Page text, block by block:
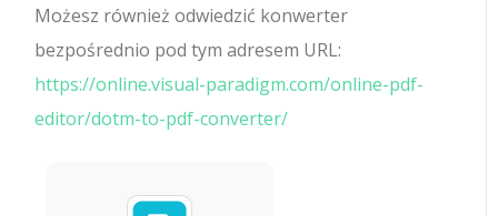
Możesz również odwiedzić konwerter
bezpośrednio pod tym adresem URL:
https://online.visual-paradigm.com/online-pdf-
editor/dotm-to-pdf-converter/